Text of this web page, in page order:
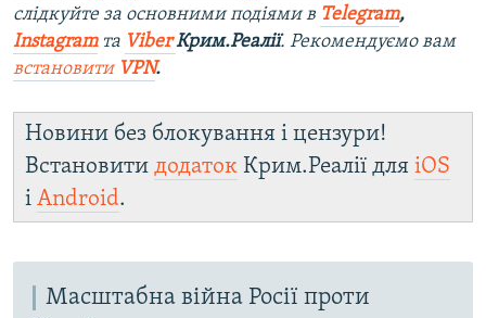
слідкуйте за основними подіями в Telegram,
Instagramта ViberКрим.Реалії. Рекомендуємо вам
встановити VPN.
Новини без блокування і цензури!
Встановити додаток Крим.Реалії для iOS
і Android.
Масштабна війна Росії проти